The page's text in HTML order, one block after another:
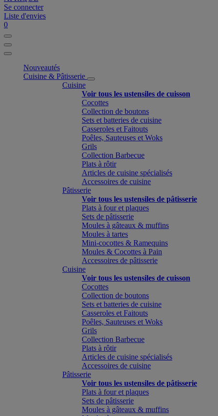
Se connecter
Liste d'envies
0
Nouveautés
Cuisine & Pâtisserie
Cuisine
Voir tous les ustensiles de cuisson
Cocottes
Collection de boutons
Sets et batteries de cuisine
Casseroles et Faitouts
Poêles, Sauteuses et Woks
Grils
Collection Barbecue
Plats à rôtir
Articles de cuisine spécialisés
Accessoires de cuisine
Pâtisserie
Voir tous les ustensiles de pâtisserie
Plats à four et plaques
Sets de pâtisserie
Moules à gâteaux & muffins
Moules à tartes
Mini-cocottes & Ramequins
Moules & Cocottes à Pain
Accessoires de pâtisserie
Cuisine
Voir tous les ustensiles de cuisson
Cocottes
Collection de boutons
Sets et batteries de cuisine
Casseroles et Faitouts
Poêles, Sauteuses et Woks
Grils
Collection Barbecue
Plats à rôtir
Articles de cuisine spécialisés
Accessoires de cuisine
Pâtisserie
Voir tous les ustensiles de pâtisserie
Plats à four et plaques
Sets de pâtisserie
Moules à gâteaux & muffins